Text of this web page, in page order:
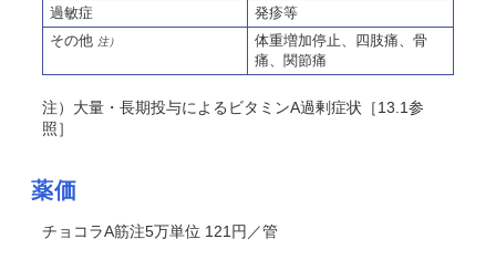
過敏症
発疹等
その他 注）
体重増加停止、四肢痛、骨
痛、関節痛
注）大量・長期投与によるビタミンA過剰症状［13.1参
照］
薬価
チョコラA筋注5万単位 121円／管